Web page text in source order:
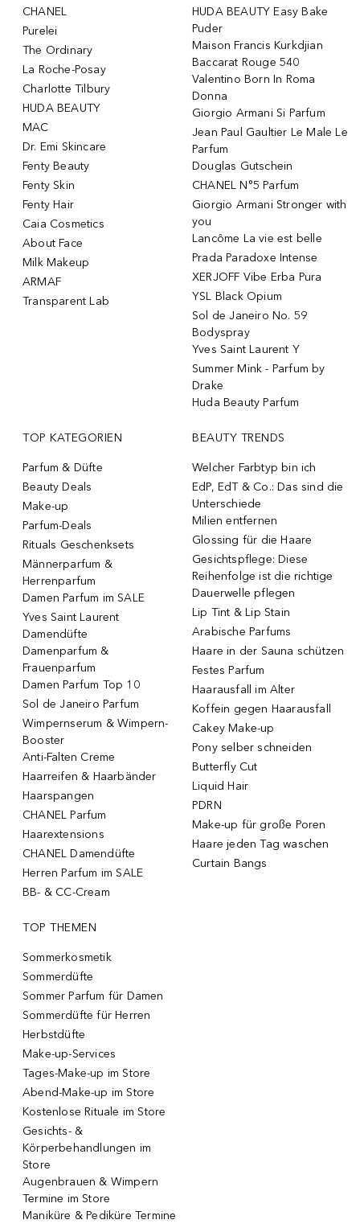
CHANEL
Purelei
The Ordinary
La Roche-Posay
Charlotte Tilbury
HUDA BEAUTY
MAC
Dr. Emi Skincare
Fenty Beauty
Fenty Skin
Fenty Hair
Caia Cosmetics
About Face
Milk Makeup
ARMAF
Transparent Lab
HUDA BEAUTY Easy Bake
Puder
Maison Francis Kurkdjian
Baccarat Rouge 540
Valentino Born In Roma
Donna
Giorgio Armani Si Parfum
Jean Paul Gaultier Le Male Le
Parfum
Douglas Gutschein
CHANEL N°5 Parfum
Giorgio Armani Stronger with
you
Lancôme La vie est belle
Prada Paradoxe Intense
XERJOFF Vibe Erba Pura
YSL Black Opium
Sol de Janeiro No. 59
Bodyspray
Yves Saint Laurent Y
Summer Mink - Parfum by
Drake
Huda Beauty Parfum
TOP KATEGORIEN
Parfum & Düfte
Beauty Deals
Make-up
Parfum-Deals
Rituals Geschenksets
Männerparfum &
Herrenparfum
Damen Parfum im SALE
Yves Saint Laurent
Damendüfte
Damenparfum &
Frauenparfum
Damen Parfum Top 10
Sol de Janeiro Parfum
Wimpernserum & Wimpern-
Booster
Anti-Falten Creme
Haarreifen & Haarbänder
Haarspangen
CHANEL Parfum
Haarextensions
CHANEL Damendüfte
Herren Parfum im SALE
BB- & CC-Cream
BEAUTY TRENDS
Welcher Farbtyp bin ich
EdP, EdT & Co.: Das sind die
Unterschiede
Milien entfernen
Glossing für die Haare
Gesichtspflege: Diese
Reihenfolge ist die richtige
Dauerwelle pflegen
Lip Tint & Lip Stain
Arabische Parfums
Haare in der Sauna schützen
Festes Parfum
Haarausfall im Alter
Koffein gegen Haarausfall
Cakey Make-up
Pony selber schneiden
Butterfly Cut
Liquid Hair
PDRN
Make-up für große Poren
Haare jeden Tag waschen
Curtain Bangs
TOP THEMEN
Sommerkosmetik
Sommerdüfte
Sommer Parfum für Damen
Sommerdüfte für Herren
Herbstdüfte
Make-up-Services
Tages-Make-up im Store
Abend-Make-up im Store
Kostenlose Rituale im Store
Gesichts- &
Körperbehandlungen im
Store
Augenbrauen & Wimpern
Termine im Store
Maniküre & Pediküre Termine